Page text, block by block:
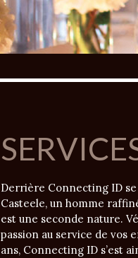
Derrière Connecting ID
Casteele, un homme
est une seconde nature.
passion au service de vos
ans, Connecting ID s’est